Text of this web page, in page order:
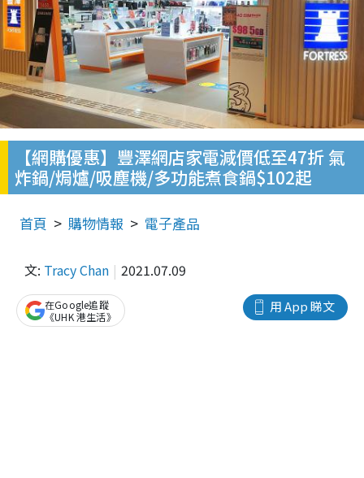
【網購優惠】豐澤網店家電減價低至47折 氣
炸鍋/焗爐/吸塵機/多功能煮食鍋$102起
首頁 購物情報 電子產品
文: Tracy Chan 2021.07.09
用 App 睇文
在Google追蹤
《UHK 港生活》